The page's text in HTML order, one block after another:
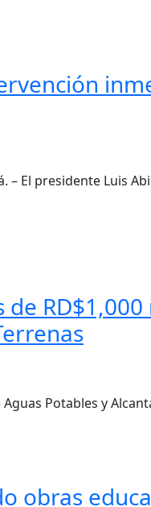
– El presidente Luis
Potables y
obras